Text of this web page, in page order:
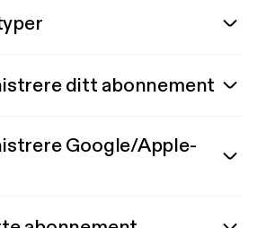
ditt abonnement
Google/Apple-